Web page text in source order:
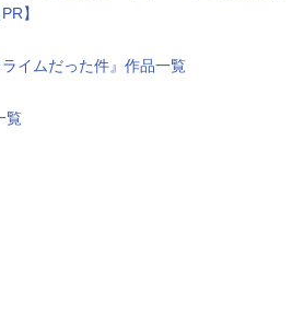
】
ライムだった件』作品一覧
覧